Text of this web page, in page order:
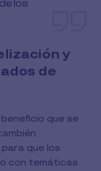
los
y
de
que se
que los
con temáticas